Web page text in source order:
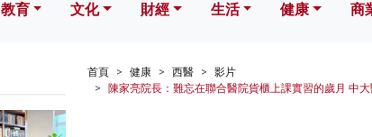
教育 文化 財經 生活 健康 商
首頁 健康 西醫
影片
陳家亮院長：難忘在聯合醫院貨櫃上課實習的歲月 中